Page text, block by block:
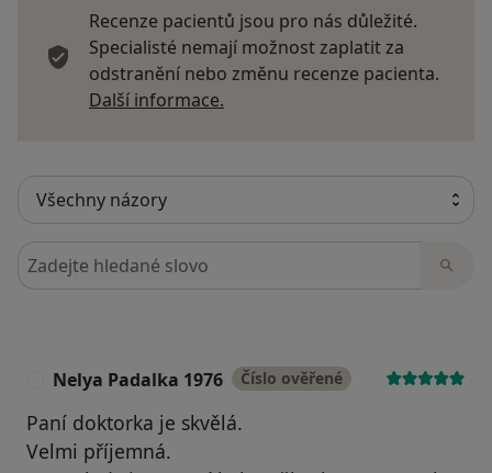
Recenze pacientů jsou pro nás důležité.
Specialisté nemají možnost zaplatit za
odstranění nebo změnu recenze pacienta.
Další informace.
Hledejte v názorech
Nelya Padalka 1976 Číslo ověřené
Paní doktorka je skvělá.
Velmi příjemná.